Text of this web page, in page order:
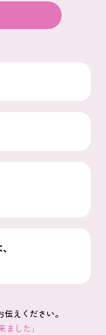
えください。
した」